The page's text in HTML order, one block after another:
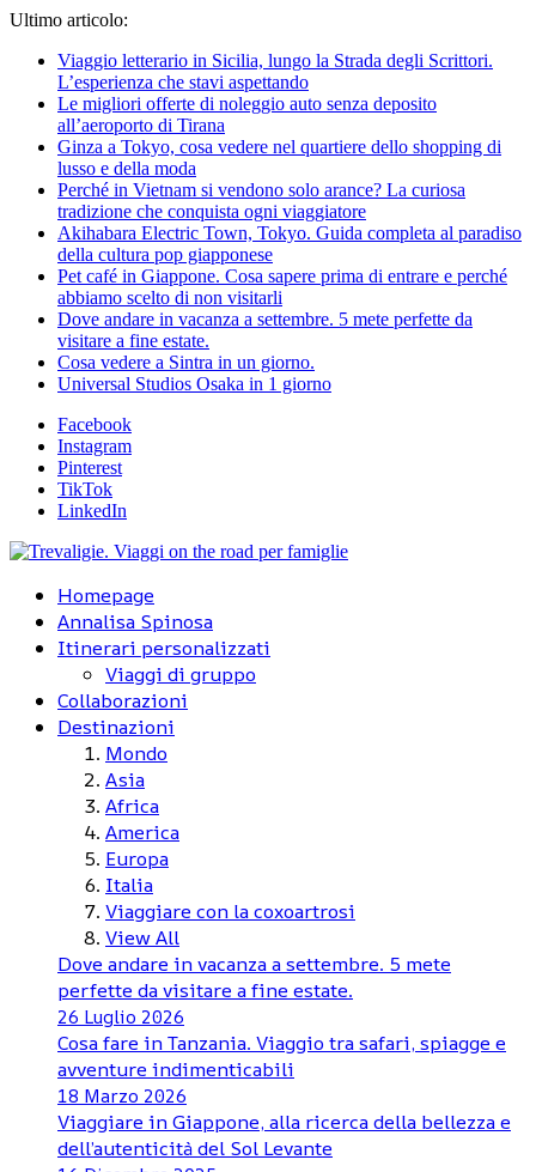
Ultimo articolo:
Viaggio letterario in Sicilia, lungo la Strada degli Scrittori.
L’esperienza che stavi aspettando
Le migliori offerte di noleggio auto senza deposito
all’aeroporto di Tirana
Ginza a Tokyo, cosa vedere nel quartiere dello shopping di
lusso e della moda
Perché in Vietnam si vendono solo arance? La curiosa
tradizione che conquista ogni viaggiatore
Akihabara Electric Town, Tokyo. Guida completa al paradiso
della cultura pop giapponese
Pet café in Giappone. Cosa sapere prima di entrare e perché
abbiamo scelto di non visitarli
Dove andare in vacanza a settembre. 5 mete perfette da
visitare a fine estate.
Cosa vedere a Sintra in un giorno.
Universal Studios Osaka in 1 giorno
Facebook
Instagram
Pinterest
TikTok
LinkedIn
Homepage
Annalisa Spinosa
Itinerari personalizzati
Viaggi di gruppo
Collaborazioni
Destinazioni
Mondo
Asia
Africa
America
Europa
Italia
Viaggiare con la coxoartrosi
View All
Dove andare in vacanza a settembre. 5 mete
perfette da visitare a fine estate.
26 Luglio 2026
Cosa fare in Tanzania. Viaggio tra safari, spiagge e
avventure indimenticabili
18 Marzo 2026
Viaggiare in Giappone, alla ricerca della bellezza e
dell’autenticità del Sol Levante